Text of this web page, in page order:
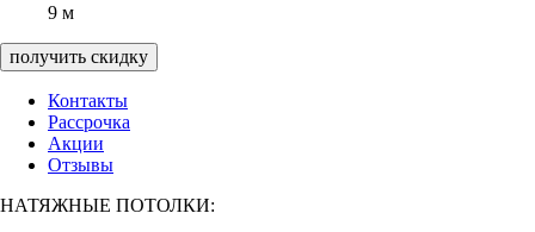
9 м
получить скидку
Контакты
Рассрочка
Акции
Отзывы
НАТЯЖНЫЕ ПОТОЛКИ: